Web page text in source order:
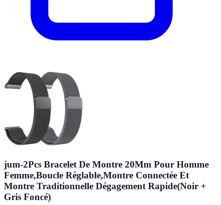
jum-2Pcs Bracelet De Montre 20Mm Pour Homme
Femme,Boucle Réglable,Montre Connectée Et
Montre Traditionnelle Dégagement Rapide(Noir +
Gris Foncé)